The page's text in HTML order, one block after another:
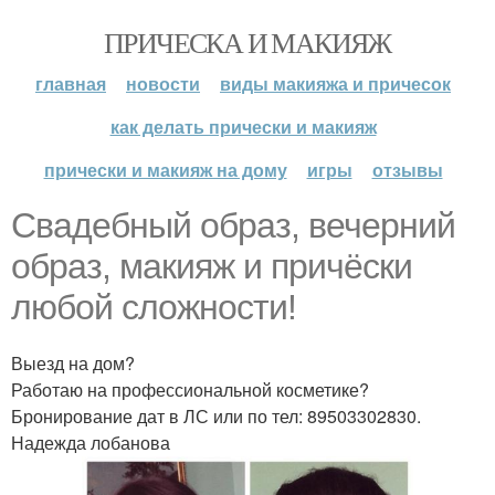
ПРИЧЕСКА И МАКИЯЖ
главная новости
виды макияжа и причесок
как делать прически и макияж
прически и макияж на дому
игры отзывы
Свадебный образ, вечерний
образ, макияж и причёски
любой сложности!
Выезд на дом?
Работаю на профессиональной косметике?
Бронирование дат в ЛС или по тел: 89503302830.
Надежда лобанова